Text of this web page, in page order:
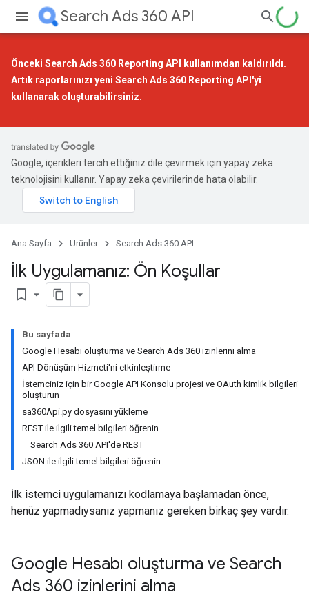
Search Ads 360 API
Önceki Search Ads 360 Reporting API kullanımdan kaldırıldı.
Artık raporlarınızı yeni Search Ads 360 Reporting API 'yi
kullanarak oluşturabilirsiniz.
Google, içerikleri tercih ettiğiniz dile çevirmek için yapay zeka
teknolojisini kullanır. Yapay zeka çevirilerinde hata olabilir.
Ana Sayfa Ürünler Search Ads 360 API
İlk Uygulamanız: Ön Koşullar
bookmark_border
Bu sayfada
Google Hesabı oluşturma ve Search Ads 360 izinlerini alma
API Dönüşüm Hizmeti'ni etkinleştirme
İstemciniz için bir Google API Konsolu projesi ve OAuth kimlik bilgileri
oluşturun
sa360Api.py dosyasını yükleme
REST ile ilgili temel bilgileri öğrenin
Search Ads 360 API'de REST
JSON ile ilgili temel bilgileri öğrenin
İlk istemci uygulamanızı kodlamaya başlamadan önce,
henüz yapmadıysanız yapmanız gereken birkaç şey vardır.
Google Hesabı oluşturma ve Search
Ads 360 izinlerini alma